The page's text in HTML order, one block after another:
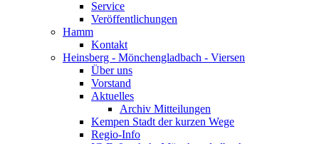
Service
Veröffentlichungen
Hamm
Kontakt
Heinsberg - Mönchengladbach - Viersen
Über uns
Vorstand
Aktuelles
Archiv Mitteilungen
Kempen Stadt der kurzen Wege
Regio-Info